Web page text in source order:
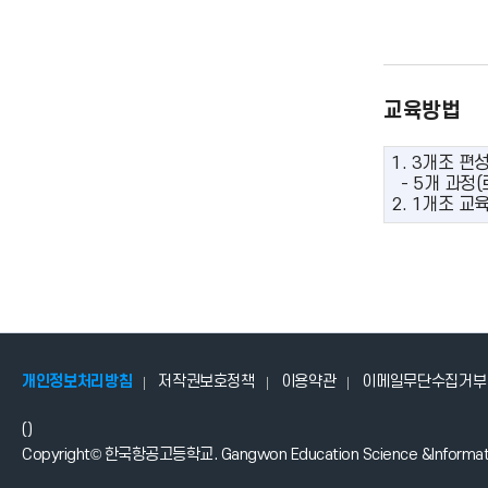
교육방법
1. 3개조 편
- 5개 과정(
2. 1개조 교
개인정보처리방침 저작권보호정책 이용약관 이메일무단수집거부
()
Copyright© 한국항공고등학교. Gangwon Education Science